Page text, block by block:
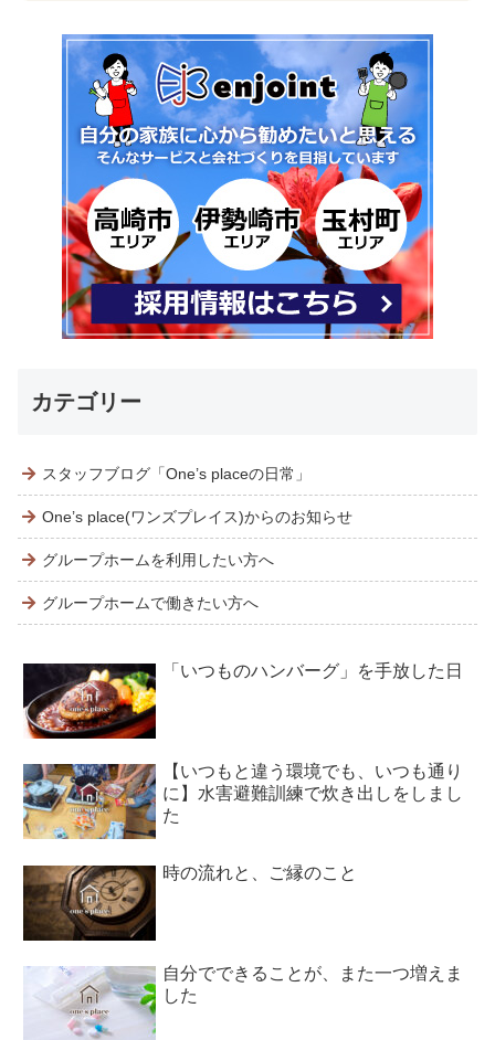
カテゴリー
スタッフブログ「One’s placeの日常」
One’s place(ワンズプレイス)からのお知らせ
グループホームを利用したい方へ
グループホームで働きたい方へ
「いつものハンバーグ」を手放した日
【いつもと違う環境でも、いつも通り
に】水害避難訓練で炊き出しをしまし
た
時の流れと、ご縁のこと
自分でできることが、また一つ増えま
した